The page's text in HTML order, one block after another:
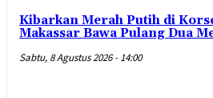
Kibarkan Merah Putih di
Makassar Bawa Pulang Dua
Sabtu, 8 Agustus 2026 - 14:00